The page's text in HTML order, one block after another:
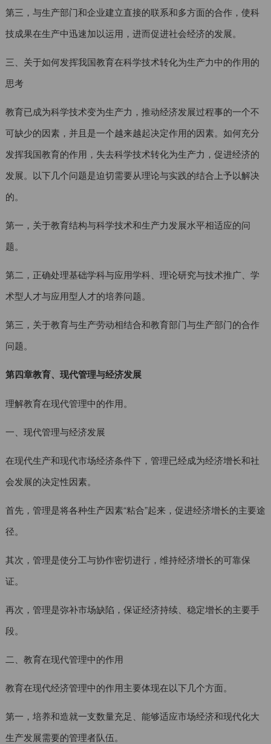
第三，与生产部门和企业建立直接的联系和多方面的合作，使科
技成果在生产中迅速加以运用，进而促进社会经济的发展。
三、关于如何发挥我国教育在科学技术转化为生产力中的作用的
思考
教育已成为科学技术变为生产力，推动经济发展过程事的一个不
可缺少的因素，并且是一个越来越起决定作用的因素。如何充分
发挥我国教育的作用，失去科学技术转化为生产力，促进经济的
发展。以下几个问题是迫切需要从理论与实践的结合上予以解决
的。
第一，关于教育结构与科学技术和生产力发展水平相适应的问
题。
第二，正确处理基础学科与应用学科、理论研究与技术推广、学
术型人才与应用型人才的培养问题。
第三，关于教育与生产劳动相结合和教育部门与生产部门的合作
问题。
第四章教育、现代管理与经济发展
理解教育在现代管理中的作用。
一、现代管理与经济发展
在现代生产和现代市场经济条件下，管理已经成为经济增长和社
会发展的决定性因素。
首先，管理是将各种生产因素“粘合”起来，促进经济增长的主要途
径。
其次，管理是使分工与协作密切进行，维持经济增长的可靠保
证。
再次，管理是弥补市场缺陷，保证经济持续、稳定增长的主要手
段。
二、教育在现代管理中的作用
教育在现代经济管理中的作用主要体现在以下几个方面。
第一，培养和造就一支数量充足、能够适应市场经济和现代化大
生产发展需要的管理者队伍。